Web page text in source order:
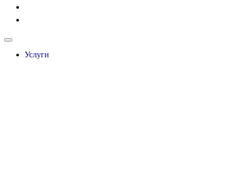
Услуги